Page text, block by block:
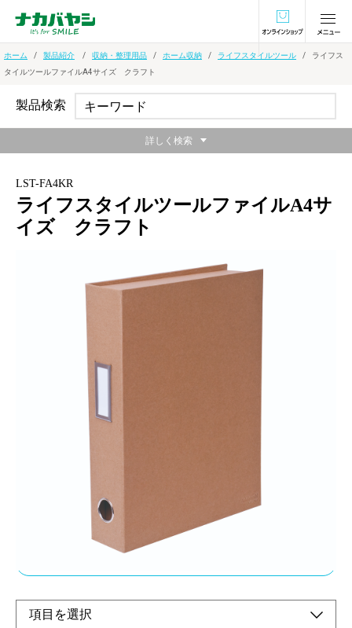
オンラインショ
ホーム 製品紹介 収納・整理用品 ホーム収納 ライフスタイルツール
ライフス
タイルツールファイルA4サイズ クラフト
LST-FA4KR
ライフスタイルツールファイルA4サ
イズ クラフト
使わないときシンプルな紙箱収納。
+ 税
立てて、分類してすっきり。ミニマルな生活のための収納。
使わないときは本棚に収納できるファイルタイプ。
製品検索
詳しく検索